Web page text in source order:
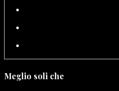
Meglio soli che